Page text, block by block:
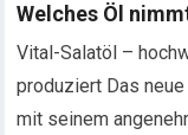
Welches Öl
Vital-Salatöl –
produziert Das
mit seinem